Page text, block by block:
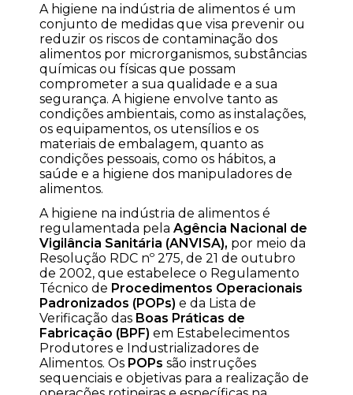
A higiene na indústria de alimentos é um
conjunto de medidas que visa prevenir ou
reduzir os riscos de contaminação dos
alimentos por microrganismos, substâncias
químicas ou físicas que possam
comprometer a sua qualidade e a sua
segurança. A higiene envolve tanto as
condições ambientais, como as instalações,
os equipamentos, os utensílios e os
materiais de embalagem, quanto as
condições pessoais, como os hábitos, a
saúde e a higiene dos manipuladores de
alimentos.
A higiene na indústria de alimentos é
regulamentada pela Agência Nacional de
Vigilância Sanitária (ANVISA), por meio da
Resolução RDC nº 275, de 21 de outubro
de 2002, que estabelece o Regulamento
Técnico de Procedimentos Operacionais
Padronizados (POPs) e da Lista de
Verificação das Boas Práticas de
Fabricação (BPF) em Estabelecimentos
Produtores e Industrializadores de
Alimentos. Os POPs são instruções
sequenciais e objetivas para a realização de